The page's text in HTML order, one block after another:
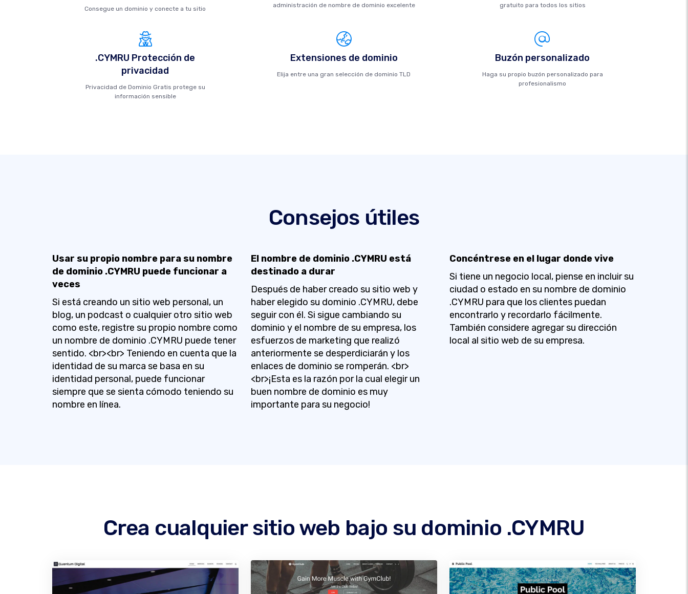
Consegue un dominio y conecte a tu sitio
administración de nombre de dominio excelente
gratuito para todos los sitios
.CYMRU Protección de
privacidad
Privacidad de Dominio Gratis protege su
información sensible
Extensiones de dominio
Elija entre una gran selección de dominio TLD
Buzón personalizado
Haga su propio buzón personalizado para
profesionalismo
Consejos útiles
Usar su propio nombre para su nombre
de dominio .CYMRU puede funcionar a
veces
Si está creando un sitio web personal, un
blog, un podcast o cualquier otro sitio web
como este, registre su propio nombre como
un nombre de dominio .CYMRU puede tener
sentido. <br><br> Teniendo en cuenta que la
identidad de su marca se basa en su
identidad personal, puede funcionar
siempre que se sienta cómodo teniendo su
nombre en línea.
El nombre de dominio .CYMRU está
destinado a durar
Después de haber creado su sitio web y
haber elegido su dominio .CYMRU, debe
seguir con él. Si sigue cambiando su
dominio y el nombre de su empresa, los
esfuerzos de marketing que realizó
anteriormente se desperdiciarán y los
enlaces de dominio se romperán. <br>
<br>¡Esta es la razón por la cual elegir un
buen nombre de dominio es muy
importante para su negocio!
Concéntrese en el lugar donde vive
Si tiene un negocio local, piense en incluir su
ciudad o estado en su nombre de dominio
.CYMRU para que los clientes puedan
encontrarlo y recordarlo fácilmente.
También considere agregar su dirección
local al sitio web de su empresa.
Crea cualquier sitio web bajo su dominio .CYMRU